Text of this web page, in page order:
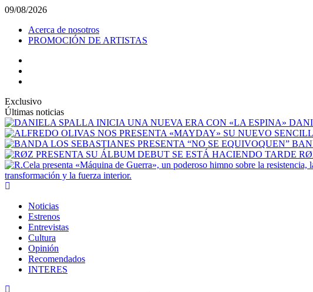
Saltar
contenido
09/08/2026
Acerca de nosotros
PROMOCIÓN DE ARTISTAS
Exclusivo
Últimas noticias
transformación y la fuerza interior.
Noticias
Estrenos
Entrevistas
Cultura
Opinión
Recomendados
INTERES